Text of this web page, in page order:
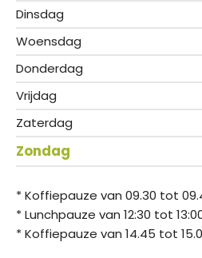
Dinsdag
Woensdag
Donderdag
Vrijdag
Zaterdag
Zondag
* Koffiepauze van 09.30 tot
* Lunchpauze van 12:30 tot
* Koffiepauze van 14.45 tot